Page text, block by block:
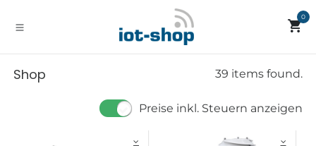
0
Shop 39 items found.
Preise inkl. Steuern anzeigen